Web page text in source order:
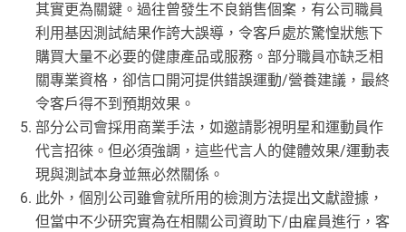
其實更為關鍵。過往曾發生不良銷售個案，有公司職員
利用基因測試結果作誇大誤導，令客戶處於驚惶狀態下
購買大量不必要的健康產品或服務。部分職員亦缺乏相
關專業資格，卻信口開河提供錯誤運動/營養建議，最終
令客戶得不到預期效果。
部分公司會採用商業手法，如邀請影視明星和運動員作
代言招徠。但必須強調，這些代言人的健體效果/運動表
現與測試本身並無必然關係。
此外，個別公司雖會就所用的檢測方法提出文獻證據，
但當中不少研究實為在相關公司資助下/由雇員進行，客